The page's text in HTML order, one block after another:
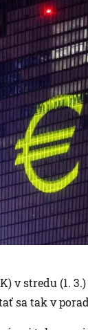
v stredu (1.
sa tak v